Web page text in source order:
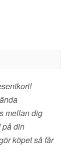
mellan dig
på din
köpet så får